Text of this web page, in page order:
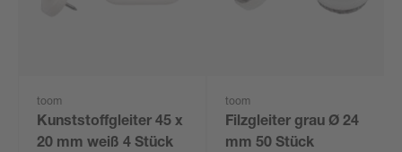
toom
Kunststoffgleiter 45 x
20 mm weiß 4 Stück
toom
Filzgleiter grau Ø 24
mm 50 Stück